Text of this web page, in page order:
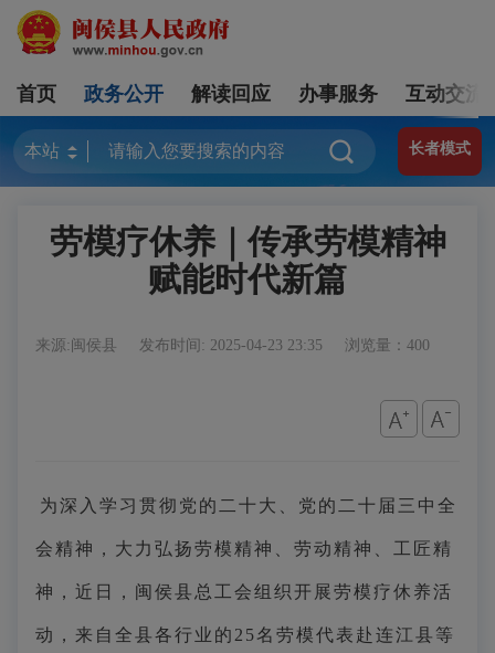
首页 政务公开 解读回应 办事服务 互动交流
长者模式
劳模疗休养｜传承劳模精神
赋能时代新篇
来源:闽侯县 发布时间: 2025-04-23 23:35 浏览量：400
为深入学习贯彻党的二十大、党的二十届三中全
会精神，大力弘扬劳模精神、劳动精神、工匠精
神，近日，闽侯县总工会组织开展劳模疗休养活
动，来自全县各行业的25名劳模代表赴连江县等